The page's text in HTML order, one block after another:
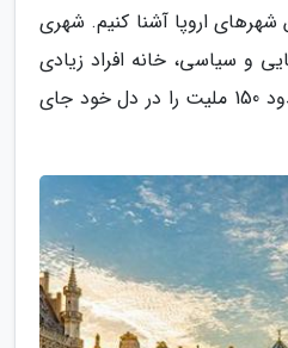
شهرهای اروپا آشنا کنیم. شهری
و سیاسی، خانه افراد زیادی
از سراسر دنیا شده و در حدود 150 ملیت را در دل خود جای